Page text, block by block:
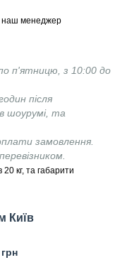
наш менеджер
п'ятницю, з 10:00 до
після
шоурумі, та
замовлення.
кг, та габарити
Київ